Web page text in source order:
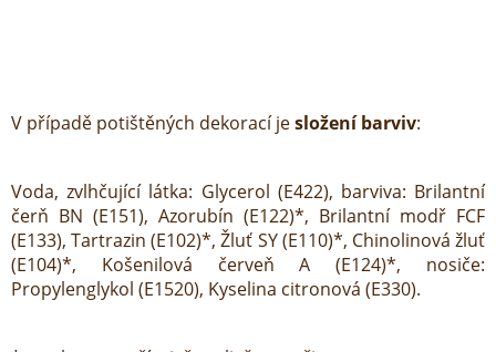
V případě potištěných dekorací jesložení barviv:
Voda, zvlhčující látka: Glycerol (E422), barviva: Brilantní
čerň BN (E151), Azorubín (E122)*, Brilantní modř FCF
(E133), Tartrazin (E102)*, Žluť SY (E110)*, Chinolinová žluť
(E104)*, Košenilová červeň A (E124)*, nosiče:
Propylenglykol (E1520), Kyselina citronová (E330).